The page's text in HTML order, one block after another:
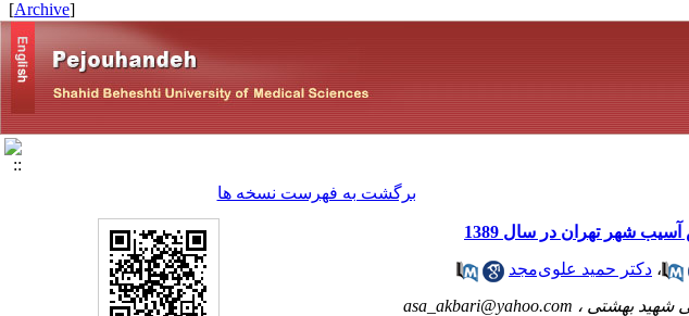
[
Archive
]
برگشت به فهرست نسخه ها
شهر تهران در سال 1389
، دکتر حمید علوی‌مجد
شهید بهشتی ، asa_akbari@yahoo.com